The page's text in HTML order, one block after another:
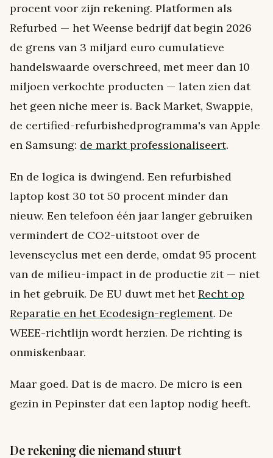
procent voor zijn rekening. Platformen als
Refurbed — het Weense bedrijf dat begin 2026
de grens van 3 miljard euro cumulatieve
handelswaarde overschreed, met meer dan 10
miljoen verkochte producten — laten zien dat
het geen niche meer is. Back Market, Swappie,
de certified-refurbishedprogramma's van Apple
en Samsung: de markt professionaliseert.
En de logica is dwingend. Een refurbished
laptop kost 30 tot 50 procent minder dan
nieuw. Een telefoon één jaar langer gebruiken
vermindert de CO2-uitstoot over de
levenscyclus met een derde, omdat 95 procent
van de milieu-impact in de productie zit — niet
in het gebruik. De EU duwt met hetRecht op
Reparatie en het Ecodesign-reglement. De
WEEE-richtlijn wordt herzien. De richting is
onmiskenbaar.
Maar goed. Dat is de macro. De micro is een
gezin in Pepinster dat een laptop nodig heeft.
De rekening die niemand stuurt